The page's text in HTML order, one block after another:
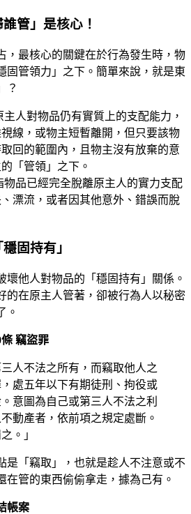
管」是核心！
，最核心的關鍵在於行為發生時，物
固管領力」之下。簡單來說，就是東
？
主人對物品仍有實質上的支配能力，
線，或物主短暫離開，但只要該物
回的範圍內，且物主沒有放棄的意
「管領」之下。
物品已經完全脫離原主人的實力支配
漂流，或者因其他意外、錯誤而脫
固持有」
壞他人對物品的「穩固持有」關係。
的在原主人管著，卻被行為人以秘密
。
條 竊盜罪
三人不法之所有，而竊取他人之
處五年以下有期徒刑、拘役或
意圖為自己或第三人不法之利
動產者，依前項之規定處斷。
。」
是「竊取」，也就是趁人不注意或不
在管的東西偷偷拿走，據為己有。
帳案